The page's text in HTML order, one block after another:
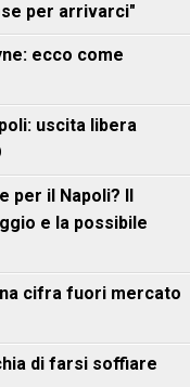
per arrivarci"
ecco come
uscita libera
per il Napoli? Il
e la possibile
cifra fuori mercato
di farsi soffiare